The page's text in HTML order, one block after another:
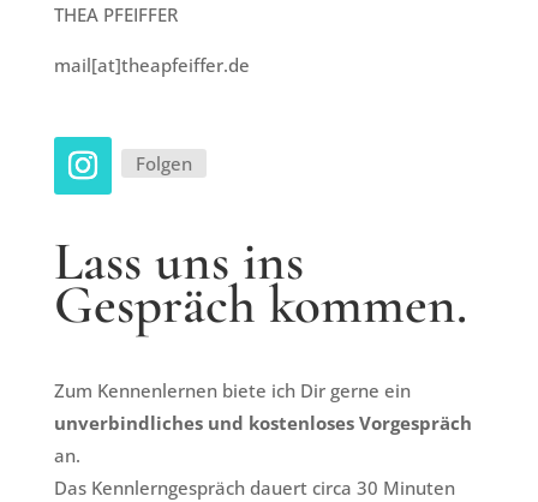
THEA PFEIFFER
mail[at]theapfeiffer.de
Folgen
Lass uns ins
Gespräch kommen.
Zum Kennenlernen biete ich Dir gerne ein
unverbindliches und kostenloses Vorgespräch
an.
Das Kennlerngespräch dauert circa 30 Minuten